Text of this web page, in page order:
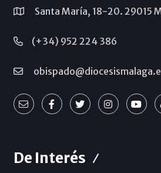
Santa María, 18-20. 29015
(+34) 952 224 386
De Interés